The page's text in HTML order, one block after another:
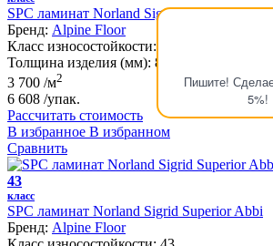
Пишите!
5%!
SPC ламинат Norland Sigrid Superior Baggy
Бренд: Alpine Floor
Класс износостойкости:
Толщина изделия (мм): 8
3 700 /м2
6 608 /упак.
Рассчитать стоимость
В избранное В избранном
Сравнить
43
класс
SPC ламинат Norland Sigrid Superior Abbi
Бренд: Alpine Floor